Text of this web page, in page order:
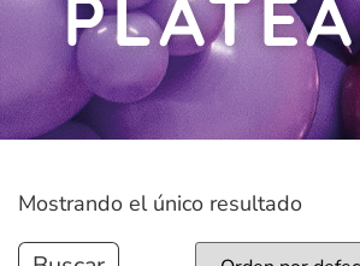
Mostrando el único resultado